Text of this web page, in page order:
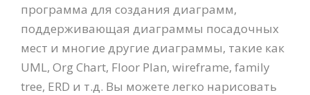
программа для создания диаграмм,
поддерживающая диаграммы посадочных
мест и многие другие диаграммы, такие как
UML, Org Chart, Floor Plan, wireframe, family
tree, ERD и т.д. Вы можете легко нарисовать